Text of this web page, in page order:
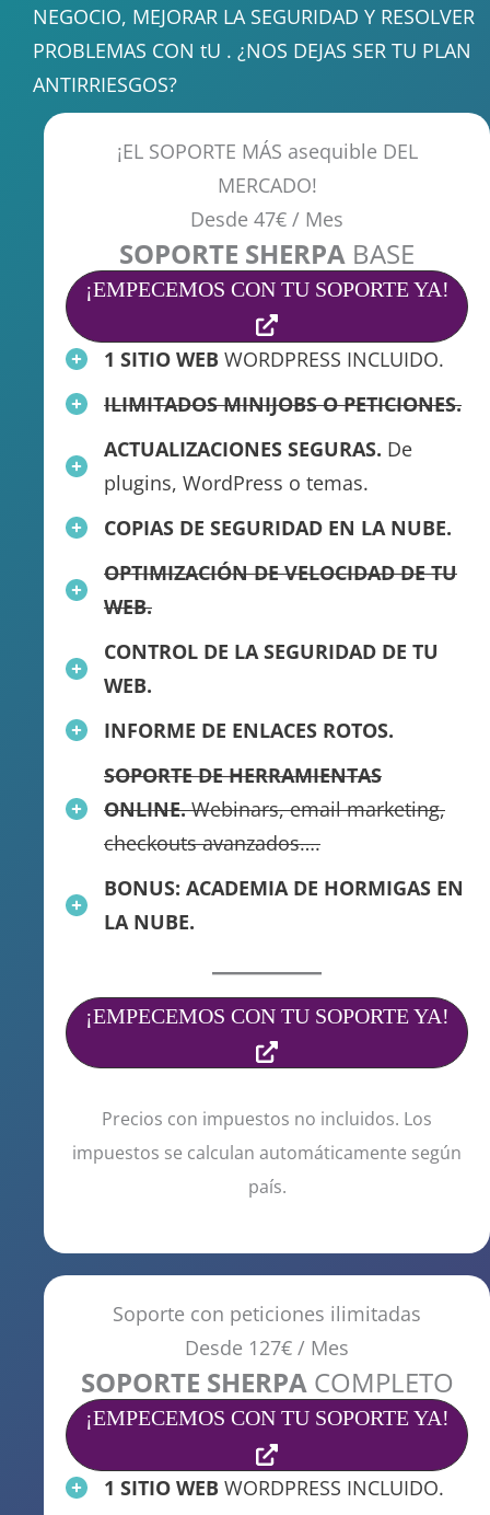
NEGOCIO, MEJORAR LA SEGURIDAD Y RESOLVER
PROBLEMAS CON tU . ¿NOS DEJAS SER TU PLAN
ANTIRRIESGOS?
¡EL SOPORTE MÁS asequible DEL
MERCADO!
Desde 47€ / Mes
SOPORTE SHERPA BASE
¡EMPECEMOS CON TU SOPORTE YA!
1 SITIO WEB WORDPRESS INCLUIDO.
ILIMITADOS MINIJOBS O PETICIONES.
ACTUALIZACIONES SEGURAS. De
plugins, WordPress o temas.
COPIAS DE SEGURIDAD EN LA NUBE.
OPTIMIZACIÓN DE VELOCIDAD DE TU
WEB.
CONTROL DE LA SEGURIDAD DE TU
WEB.
INFORME DE ENLACES ROTOS.
SOPORTE DE HERRAMIENTAS
ONLINE. Webinars, email marketing,
checkouts avanzados….
BONUS: ACADEMIA DE HORMIGAS EN
LA NUBE.
¡EMPECEMOS CON TU SOPORTE YA!
Precios con impuestos no incluidos. Los
impuestos se calculan automáticamente según
país.
Soporte con peticiones ilimitadas
Desde 127€ / Mes
SOPORTE SHERPACOMPLETO
¡EMPECEMOS CON TU SOPORTE YA!
1 SITIO WEB WORDPRESS INCLUIDO.